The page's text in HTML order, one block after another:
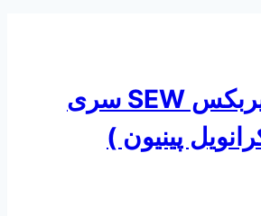
الکتروگیربکس SEW سری